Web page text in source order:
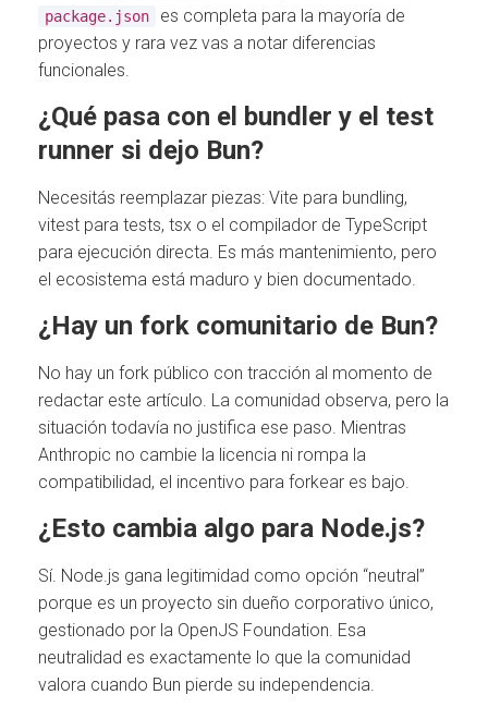
package.json
es completa para la mayoría de
proyectos y rara vez vas a notar diferencias
funcionales.
¿Qué pasa con el bundler y el test
runner si dejo Bun?
Necesitás reemplazar piezas: Vite para bundling,
vitest para tests, tsx o el compilador de TypeScript
para ejecución directa. Es más mantenimiento, pero
el ecosistema está maduro y bien documentado.
¿Hay un fork comunitario de Bun?
No hay un fork público con tracción al momento de
redactar este artículo. La comunidad observa, pero la
situación todavía no justifica ese paso. Mientras
Anthropic no cambie la licencia ni rompa la
compatibilidad, el incentivo para forkear es bajo.
¿Esto cambia algo para Node.js?
Sí. Node.js gana legitimidad como opción “neutral”
porque es un proyecto sin dueño corporativo único,
gestionado por la OpenJS Foundation. Esa
neutralidad es exactamente lo que la comunidad
valora cuando Bun pierde su independencia.